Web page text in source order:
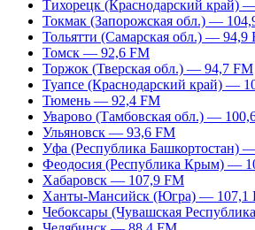
Тихорецк (Краснодарский край)
Токмак (Запорожская обл.) —
Тольятти (Самарская обл.) — 94,9
Томск — 92,6 FM
Торжок (Тверская обл.) — 94,7 FM
Туапсе (Краснодарский край) —
Тюмень — 92,4 FM
Уварово (Тамбовская обл.) —
Ульяновск — 93,6 FM
Уфа (Республика Башкортостан)
Феодосия (Республика Крым) —
Хабаровск — 107,9 FM
Ханты-Мансийск (Югра) — 107,1
Чебоксары (Чувашская